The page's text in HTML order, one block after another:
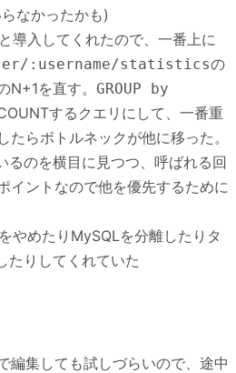
なかったかも)
導入してくれたので、一番上に
:username/statisticsの
N+1を直す。 GROUP by
するクエリにして、一番重
たらボトルネックが他に移った。
るのを横目に見つつ、呼ばれる回
イントなので他を優先するために
やめたりMySQLを分離したりタ
たりしてくれていた
編集しても試しづらいので、途中